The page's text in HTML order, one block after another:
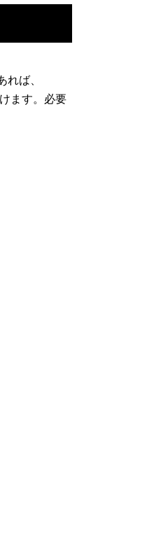
れば、
ます。必要